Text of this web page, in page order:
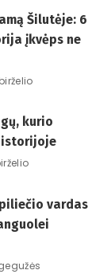
Šilutėje: 6
įkvėps ne
kurio
istorijoje
vardas